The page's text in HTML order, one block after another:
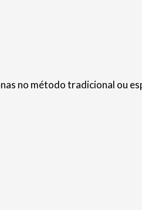
no método tradicional ou